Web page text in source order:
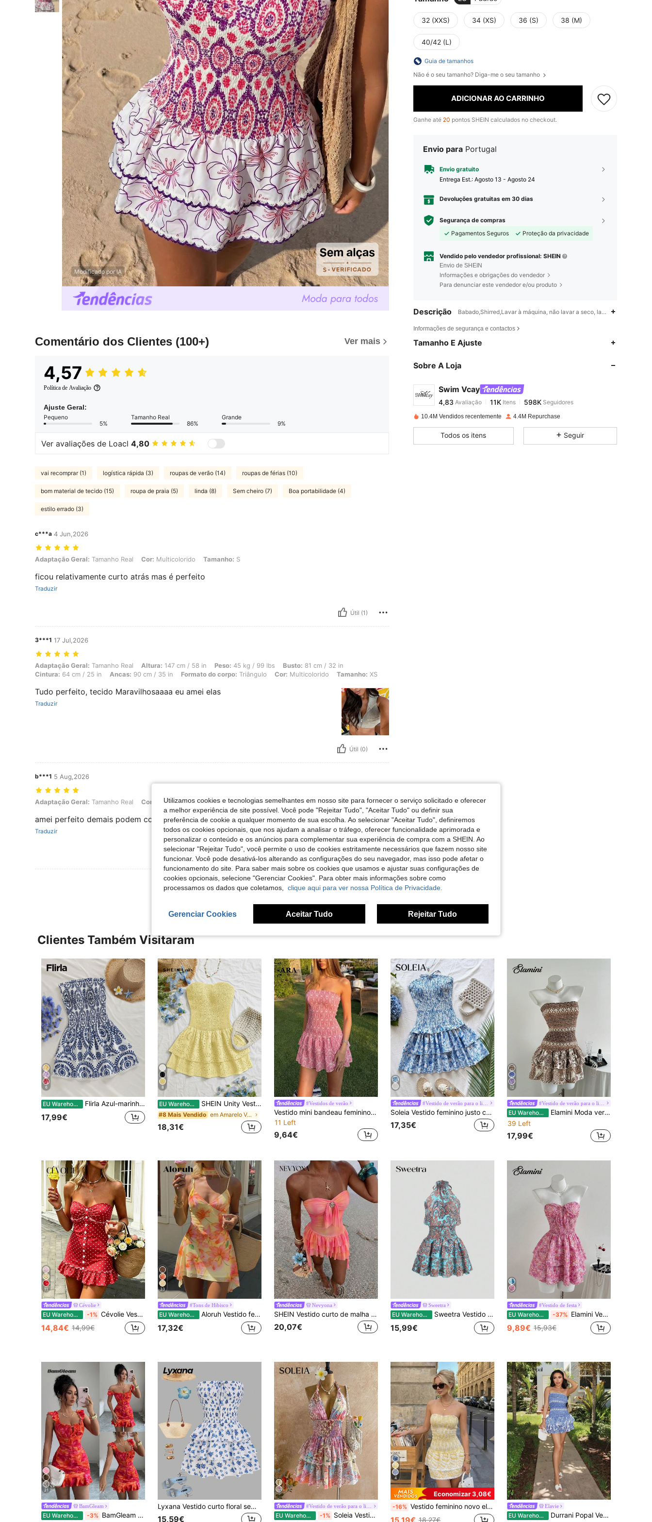
Modificado por IA
Comentário dos Clientes (100+) Ver mais
4,57
Política de Avaliação
Ajuste Geral:
Pequeno
5%
Tamanho Real
86%
Grande
9%
Ver avaliações de Loacl 4,80
vai recomprar (1) logística rápida (3) roupas de verão (14) roupas de férias (10)
bom material de tecido (15) roupa de praia (5) linda (8) Sem cheiro (7) Boa portabilidade (4)
estilo errado (3)
c***a 4 Jun,2026
Adaptação Geral: Tamanho Real, Cor: Multicolorido, Tamanho: S
Adaptação Geral: Tamanho Real Cor: Multicolorido Tamanho: S
ficou relativamente curto atrás mas é perfeito
Traduzir
Útil (1)
3***1 17 Jul,2026
Adaptação Geral: Tamanho Real, Altura: 147 cm / 58 in, Peso: 45 kg / 99 lbs, Busto: 81 cm / 32 in, Cintura: 64 cm / 25 in, Ancas: 90 cm / 35 in, Formato do corpo: Triângulo, Cor: Multicolorido, Tamanho: XS
Adaptação Geral: Tamanho Real Altura: 147 cm / 58 in Peso: 45 kg / 99 lbs Busto: 81 cm / 32 in
Cintura: 64 cm / 25 in Ancas: 90 cm / 35 in Formato do corpo: Triângulo Cor: Multicolorido Tamanho: XS
Tudo perfeito, tecido Maravilhosaaaa eu amei elas
Traduzir
Útil (0)
b***1 5 Aug,2026
Adaptação Geral: Tamanho Real, Cor: Multicolorido, Tamanho: S
Adaptação Geral: Tamanho Real Cor: Multicolorido Tamanho:S
amei perfeito demais podem comprar sem medo
Traduzir
Útil (0)
Ver Mais Avaliações
32 (XXS) 34 (XS) 36 (S) 38 (M)
40/42 (L)
Guia de tamanhos
Não é o seu tamanho? Diga-me o seu tamanho
ADICIONAR AO CARRINHO
Ganhe até 20 pontos SHEIN calculados no checkout.
Envio para Portugal
Envio gratuito
Entrega Est.: Agosto 13 - Agosto 24
Devoluções gratuitas em 30 dias
Segurança de compras
Pagamentos Seguros
Proteção da privacidade
Vendido pelo vendedor profissional: SHEIN
Envio de SHEIN
Informações e obrigações do vendedor
Para denunciar este vendedor e/ou produto
Descrição Babado,Shirred,Lavar à máquina, não lavar a seco, lavar com
Informações de segurança e contactos
Tamanho E Ajuste
Sobre A Loja
Swim Vcay
4,83
4,83 Avaliação 11KItens
c***apago1 dia atrás
10.4M Vendidos recentemente 4.4M Repurchase
Todos os itens Seguir
Clientes Também Visitaram
6
EU Warehouse Flirla Azul-marinho Design de ombros abertos Cintura elástica franzida Bainha com babados bordados Estilo boêmio Elegante Vestido curto em linha A
17,99€
8
EU Warehouse SHEIN Unity Vestido elegante estilo férias, azul marinho, franzido, sem mangas, frente única, cintura sexy, vazado, bordado, com babados
#8 Mais Vendido em Amarelo Vestidos Curtos Femininos
18,31€
#Vestidos de verão
Vestido mini bandeau feminino ARA CHIC de verão, rosa, com estampado geométrico, franzido, camadas com folhos, justo ao corpo, look de praia e férias
11 Left
9,64€
Soleia Vestido feminino justo com babados e bainha com babados e estampa floral azul
17,35€
12
EU Warehouse
Elamini Moda verão estampa completa babados bainha camisola mini vestido
39 Left
17,99€
11
Cévolie
EU Warehouse -1% Cévolie Vestido mini ajustado para mulher com decote sem alças, estampado de bolinhas, botões decorativos à frente e bainha com folhos
14,84€ 14,99€
33
#Tons de Hibisco
EU Warehouse Aloruh Vestido feminino com alças e estampado floral, moderno para férias
17,32€
Nevyona
SHEIN Vestido curto de malha com degradé para mulher
20,07€
Sweetra
EU Warehouse Sweetra Vestido curto vintage com estampa e cintura marcada, ideal para passeios e encontros, primavera/verão.
15,99€
#Vestido de festa
EU Warehouse -37% Elamini Vestido mini feminino rosa com estampa floral miúda, cintura marcada, bainha com folhos duplos, costas nuas, casual, elegante para férias
9,89€ 15,93€
21
BamGleam
EU Warehouse -3% BamGleam Vestido curto de verão casual com estampa floral e babados na barra
Lyxana Vestido curto floral sem alças, moderno e perfeito para férias.
15,59€ EU Warehouse -1% Soleia Vestido midi estilo férias, multicolorido, patchwork, floral, vintage, plissado, nó, laço, cintura alta, babados, bainha, linha A
4
Economizar 3,08€
-16% Vestido feminino novo elegante e sexy com renda, patchwork, bainha com folhos e estampado, estilo boémio, para resort e praia, amarelo de verão
18,27€
Elavie
EU Warehouse Durrani Popal Vestido Bandeau Casual Estampado Férias
Utilizamos cookies e tecnologias semelhantes em nosso site para fornecer o serviço solicitado e oferecer
a melhor experiência de site possível. Você pode "Rejeitar Tudo", "Aceitar Tudo" ou definir sua
preferência de cookie a qualquer momento de sua escolha. Ao selecionar "Aceitar Tudo", definiremos
todos os cookies opcionais, que nos ajudam a analisar o tráfego, oferecer funcionalidade aprimorada e
personalizar o conteúdo e os anúncios para complementar sua experiência de compra com a SHEIN. Ao
selecionar "Rejeitar Tudo", você permite o uso de cookies estritamente necessários que fazem nosso site
funcionar. Você pode desativá-los alterando as configurações do seu navegador, mas isso pode afetar o
funcionamento do site. Para saber mais sobre os cookies que usamos e ajustar suas configurações de
cookies opcionais, selecione "Gerenciar Cookies". Para obter mais informações sobre como
processamos os dados que coletamos, clique aqui para ver nossa Política de Privacidade.
Gerenciar Cookies Aceitar Tudo Rejeitar Tudo